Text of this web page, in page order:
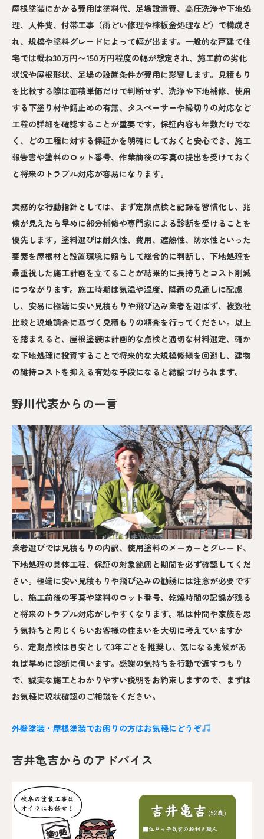
屋根塗装にかかる費用は塗料代、足場設置費、高圧洗浄や下地処
理、人件費、付帯工事（雨どい修理や棟板金処理など）で構成さ
れ、規模や塗料グレードによって幅が出ます。一般的な戸建て住
宅では概ね30万円〜150万円程度の幅が想定され、施工前の劣化
状況や屋根形状、足場の設置条件が費用に影響します。見積もり
を比較する際は面積単価だけで判断せず、洗浄や下地補修、使用
する下塗り材や錆止めの有無、タスペーサーや縁切りの対応など
工程の詳細を確認することが重要です。保証内容も年数だけでな
く、どの工程に対する保証かを明確にしておくと安心でき、施工
報告書や塗料のロット番号、作業前後の写真の提出を受けておく
と将来のトラブル対応が容易になります。
実務的な行動指針としては、まず定期点検と記録を習慣化し、兆
候が見えたら早めに部分補修や専門家による診断を受けることを
優先します。塗料選びは耐久性、費用、遮熱性、防水性といった
要素を屋根材と設置環境に照らして総合的に判断し、下地処理を
最重視した施工計画を立てることが結果的に長持ちとコスト削減
につながります。施工時期は気温や湿度、降雨の見通しに配慮
し、安易に極端に安い見積もりや飛び込み業者を選ばず、複数社
比較と現地調査に基づく見積もりの精査を行ってください。以上
を踏まえると、屋根塗装は計画的な点検と適切な材料選定、確か
な下地処理に投資することで将来的な大規模修繕を回避し、建物
の維持コストを抑える有効な手段になると結論づけられます。
野川代表からの一言
業者選びでは見積もりの内訳、使用塗料のメーカーとグレード、
下地処理の具体工程、保証の対象範囲と期間を必ず確認してくだ
さい。極端に安い見積もりや飛び込みの勧誘には注意が必要です
し、施工前後の写真や塗料のロット番号、乾燥時間の記録が残る
と将来のトラブル対応がしやすくなります。私は仲間や家族を思
う気持ちと同じくらいお客様の住まいを大切に考えていますか
ら、定期点検は目安として3年ごとを推奨し、気になる兆候があ
れば早めに診断に伺います。感謝の気持ちを行動で返すつもり
で、誠実な施工とわかりやすい説明をお約束しますので、まずは
お気軽に現状確認のご相談をください。
外壁塗装・屋根塗装でお困りの方はお気軽にどうぞ
吉井亀吉からのアドバイス